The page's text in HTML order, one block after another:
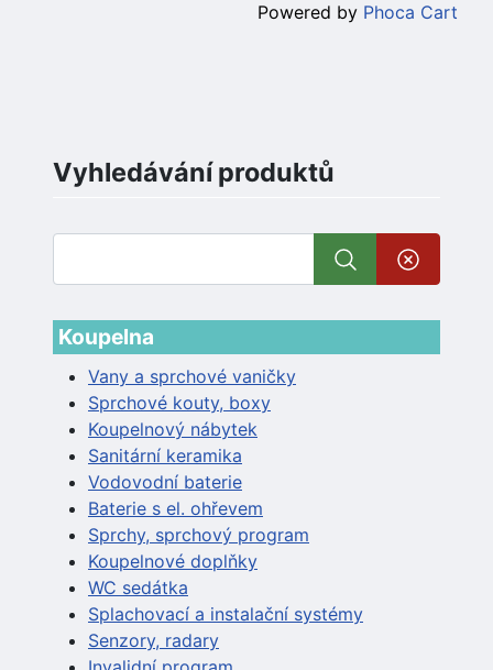
Vyhledávání produktů
Koupelna
Vany a sprchové vaničky
Sprchové kouty, boxy
Koupelnový nábytek
Sanitární keramika
Vodovodní baterie
Baterie s el. ohřevem
Sprchy, sprchový program
Koupelnové doplňky
WC sedátka
Splachovací a instalační systémy
Senzory, radary
Powered by Phoca Cart